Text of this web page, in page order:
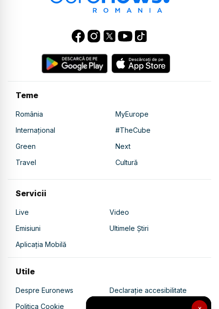
Teme
România
MyEurope
Internațional
#TheCube
Green
Next
Travel
Cultură
Servicii
Live
Video
Emisiuni
Ultimele Știri
Aplicația Mobilă
Utile
Despre Euronews
Declarație accesibilitate
Politica Cookie
Politica de confidențialitate